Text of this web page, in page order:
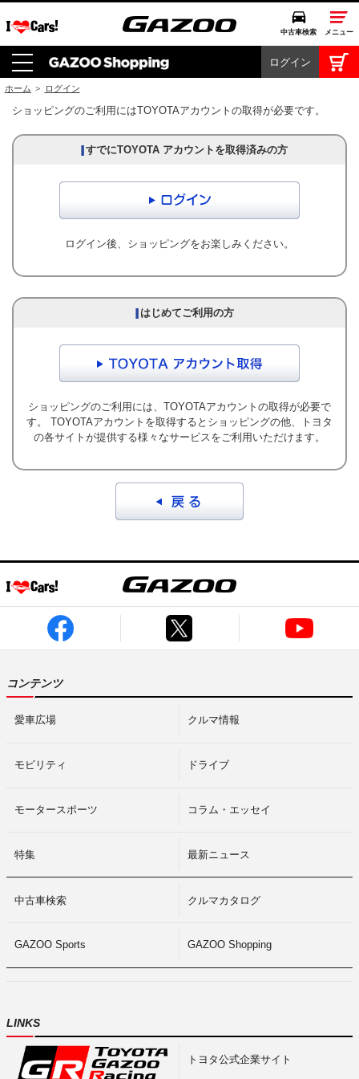
中古車検索 メニュー
中古車検索 クルマカタログ
愛車広場
クルマ情報
コラム・エッセイ
TOYOTA GAZOO Racing
GAZOO SPORTS
ログイン
ホーム > ログイン
ショッピングのご利用にはTOYOTAアカウントの取得が必要です。
ログイン後、ショッピングをお楽しみください。
ショッピングのご利用には、TOYOTAアカウントの取得が必要で
す。 TOYOTAアカウントを取得するとショッピングの他、トヨタ
の各サイトが提供する様々なサービスをご利用いただけます。
コンテンツ
愛車広場 クルマ情報
モビリティ ドライブ
モータースポーツ コラム・エッセイ
特集 最新ニュース
中古車検索 クルマカタログ
GAZOO Sports GAZOO Shopping
LINKS
トヨタ公式企業サイト